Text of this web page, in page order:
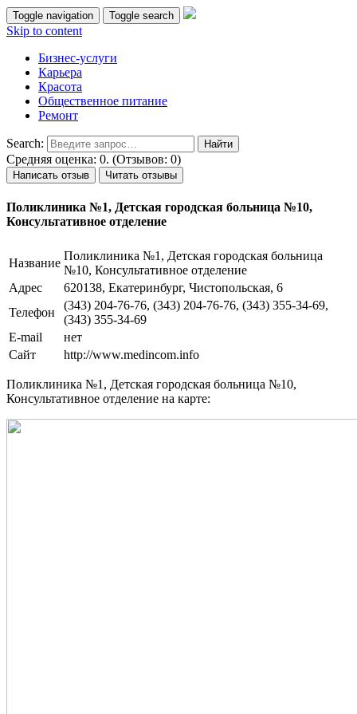
Toggle navigation Toggle search
Skip to content
Бизнес-услуги
Карьера
Красота
Общественное питание
Ремонт
Search:
Средняя оценка: 0. (Отзывов: 0)
Написать отзыв Читать отзывы
Поликлиника №1, Детская городская больница №10,
Консультативное отделение
Название
Поликлиника №1, Детская городская больница
№10, Консультативное отделение
Адрес
620138, Екатеринбург, Чистопольская, 6
Телефон
(343) 204-76-76, (343) 204-76-76, (343) 355-34-69,
(343) 355-34-69
E-mail
нет
Сайт
http://www.medincom.info
Поликлиника №1, Детская городская больница №10,
Консультативное отделение на карте: